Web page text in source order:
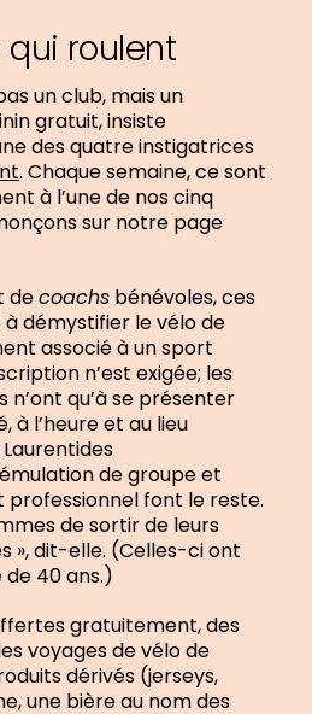
qui roulent
un club, mais un
gratuit, insiste
des quatre instigatrices
. Chaque semaine, ce sont
à l’une de nos cinq
sur notre page
decoachs bénévoles, ces
démystifier le vélo de
associé à un sport
n’est exigée; les
qu’à se présenter
à l’heure et au lieu
de groupe et
professionnel font le reste.
de sortir de leurs
», dit-elle. (Celles-ci ont
de 40 ans.)
gratuitement, des
voyages de vélo de
dérivés (jerseys,
une bière au nom des